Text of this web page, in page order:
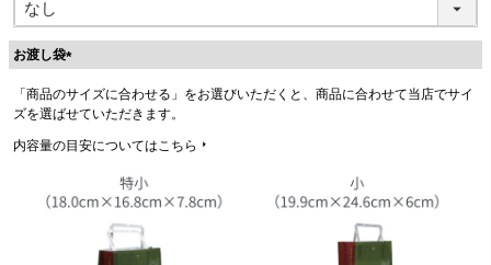
お渡し袋
必
須
)
「商品のサイズに合わせる」をお選びいただくと、商品に合わせて当店でサイ
ズを選ばせていただきます。
内容量の目安についてはこちら